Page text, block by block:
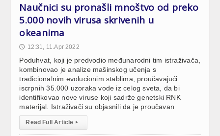
Naučnici su pronašli mnoštvo od preko
5.000 novih virusa skrivenih u
okeanima
🕔 12:31, 11.Apr 2022
Poduhvat, koji je predvodio međunarodni tim istraživača,
kombinovao je analize mašinskog učenja s
tradicionalnim evolucionim stablima, proučavajući
iscrpnih 35.000 uzoraka vode iz celog sveta, da bi
identifikovao nove viruse koji sadrže genetski RNK
materijal. Istraživači su objasnili da je proučavan
Read Full Article ▸